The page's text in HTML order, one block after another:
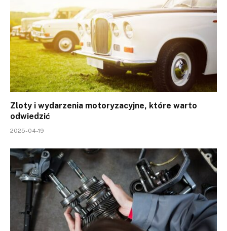
Zloty i wydarzenia motoryzacyjne, które warto
odwiedzić
2025-04-19